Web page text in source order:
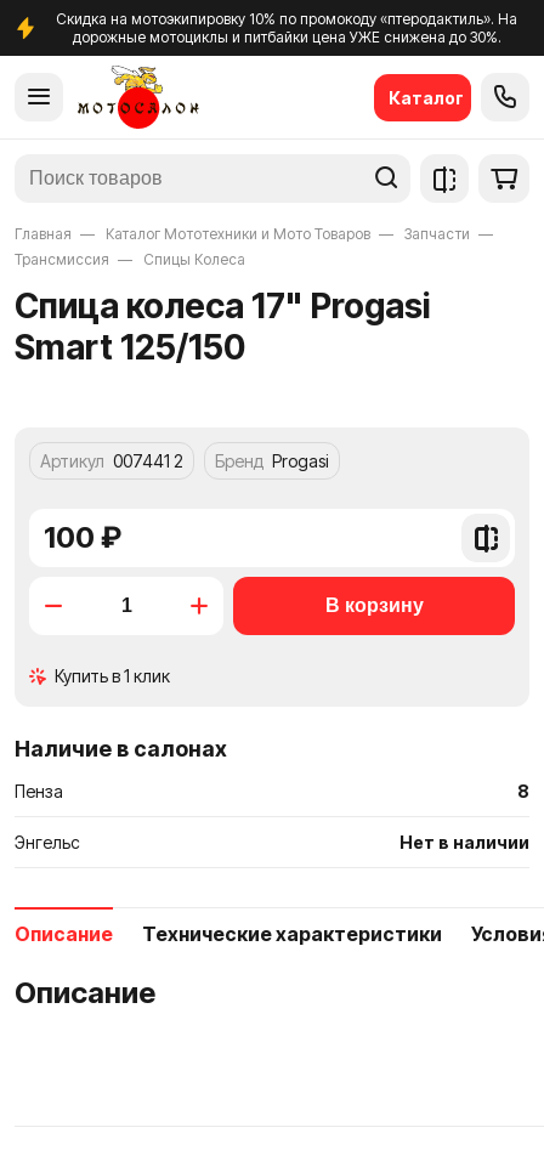
Скидка на мотоэкипировку 10% по промокоду «птеродактиль». На
дорожные мотоциклы и питбайки цена УЖЕ снижена до 30%.
Каталог
Главная Каталог Мототехники и Мото Товаров
Запчасти
Трансмиссия
Спицы Колеса
Спица колеса 17" Progasi
Smart 125/150
Артикул 007441 2 Бренд Progasi
100 ₽
Купить в 1 клик
Наличие в салонах
Пенза 8
Энгельс Нет в наличии
Описание Технические характеристики
Описание